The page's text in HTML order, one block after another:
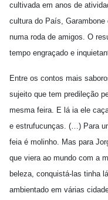
cultivada em anos de
cultura do País,
numa roda de amigos. O
tempo engraçado e
Entre os contos mais
sujeito que tem predileção
mesma feira. E lá ia ele
e estrufucunças. (…) Para
feia é molinho. Mas para
que viera ao mundo com a
beleza, conquistá-las tinha
ambientado em várias